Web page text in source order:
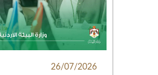
26/07/2026